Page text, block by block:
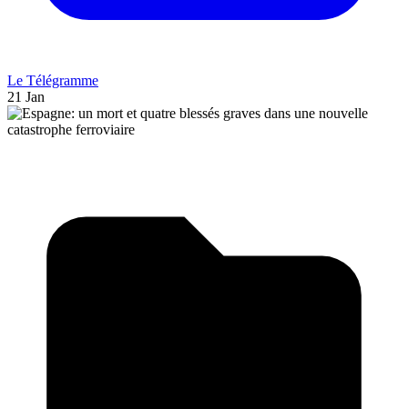
Le Télégramme
21 Jan